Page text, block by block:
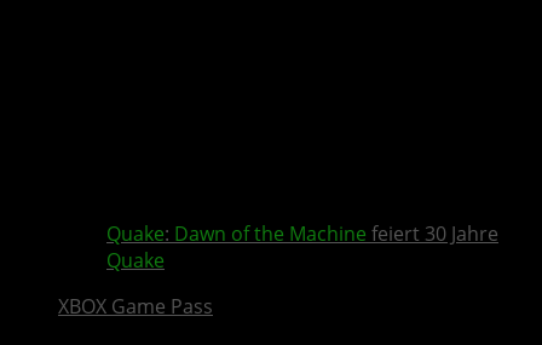
Quake: Dawn of the Machine feiert 30 Jahre
Quake
XBOX Game Pass